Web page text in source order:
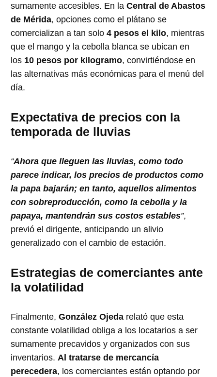
sumamente accesibles. En laCentral de Abastos
de Mérida, opciones como el plátano se
comercializan a tan solo4 pesos el kilo, mientras
que el mango y la cebolla blanca se ubican en
los 10 pesos por kilogramo, convirtiéndose en
las alternativas más económicas para el menú del
día.
Expectativa de precios con la
temporada de lluvias
“Ahora que lleguen las lluvias, como todo
parece indicar, los precios de productos como
la papa bajarán; en tanto, aquellos alimentos
con sobreproducción, como la cebolla y la
papaya, mantendrán sus costos estables”,
previó el dirigente, anticipando un alivio
generalizado con el cambio de estación.
Estrategias de comerciantes ante
la volatilidad
Finalmente,González Ojeda relató que esta
constante volatilidad obliga a los locatarios a ser
sumamente precavidos y organizados con sus
inventarios.Al tratarse de mercancía
perecedera, los comerciantes están optando por